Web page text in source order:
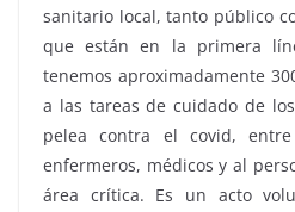
sanitario local, tanto público
que están en la primera
tenemos aproximadamente
a las tareas de cuidado de
pelea contra el covid,
enfermeros, médicos y al
área crítica. Es un acto